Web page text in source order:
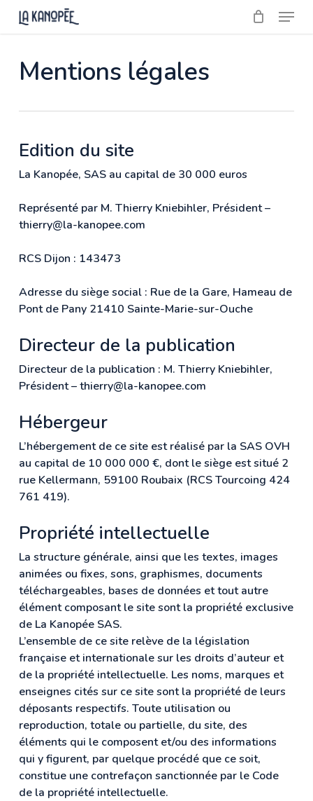
Skip
content
Menu
Mentions légales
Edition du site
La Kanopée, SAS au capital de 30 000 euros
Représenté par M. Thierry Kniebihler, Président –
thierry@la-kanopee.com
RCS Dijon : 143473
Adresse du siège social : Rue de la Gare, Hameau de
Pont de Pany 21410 Sainte-Marie-sur-Ouche
Directeur de la publication
Directeur de la publication : M. Thierry Kniebihler,
Président – thierry@la-kanopee.com
Hébergeur
L’hébergement de ce site est réalisé par la SAS OVH
au capital de 10 000 000 €, dont le siège est situé 2
rue Kellermann, 59100 Roubaix (RCS Tourcoing 424
761 419).
Propriété intellectuelle
La structure générale, ainsi que les textes, images
animées ou fixes, sons, graphismes, documents
téléchargeables, bases de données et tout autre
élément composant le site sont la propriété exclusive
de La Kanopée SAS.
L’ensemble de ce site relève de la législation
française et internationale sur les droits d’auteur et
de la propriété intellectuelle. Les noms, marques et
enseignes cités sur ce site sont la propriété de leurs
déposants respectifs. Toute utilisation ou
reproduction, totale ou partielle, du site, des
éléments qui le composent et/ou des informations
qui y figurent, par quelque procédé que ce soit,
constitue une contrefaçon sanctionnée par le Code
de la propriété intellectuelle.